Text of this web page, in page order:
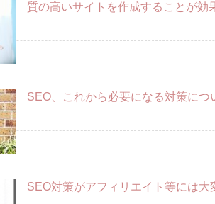
質の高いサイトを作成することが効
SEO、これから必要になる対策につ
SEO対策がアフィリエイト等には大